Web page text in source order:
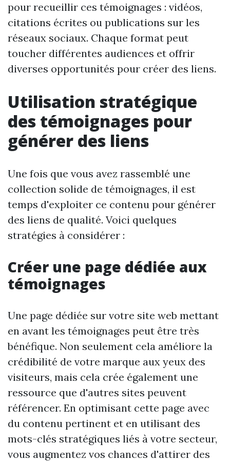
pour recueillir ces témoignages : vidéos,
citations écrites ou publications sur les
réseaux sociaux. Chaque format peut
toucher différentes audiences et offrir
diverses opportunités pour créer des liens.
Utilisation stratégique
des témoignages pour
générer des liens
Une fois que vous avez rassemblé une
collection solide de témoignages, il est
temps d'exploiter ce contenu pour générer
des liens de qualité. Voici quelques
stratégies à considérer :
Créer une page dédiée aux
témoignages
Une page dédiée sur votre site web mettant
en avant les témoignages peut être très
bénéfique. Non seulement cela améliore la
crédibilité de votre marque aux yeux des
visiteurs, mais cela crée également une
ressource que d'autres sites peuvent
référencer. En optimisant cette page avec
du contenu pertinent et en utilisant des
mots-clés stratégiques liés à votre secteur,
vous augmentez vos chances d'attirer des